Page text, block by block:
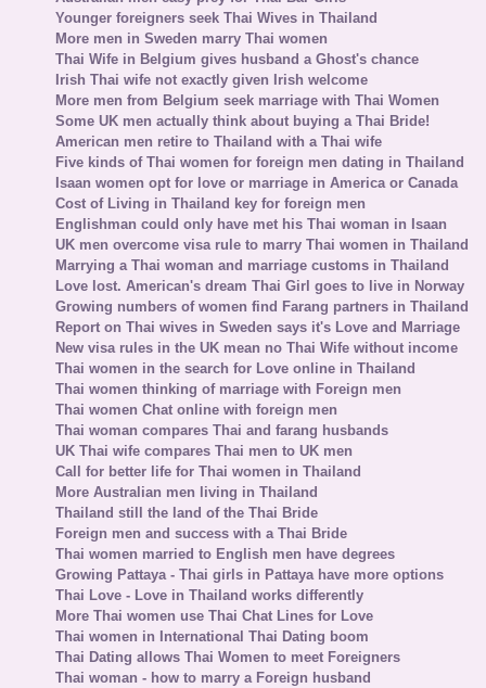
Younger foreigners seek Thai Wives in Thailand
More men in Sweden marry Thai women
Thai Wife in Belgium gives husband a Ghost's chance
Irish Thai wife not exactly given Irish welcome
More men from Belgium seek marriage with Thai Women
Some UK men actually think about buying a Thai Bride!
American men retire to Thailand with a Thai wife
Five kinds of Thai women for foreign men dating in Thailand
Isaan women opt for love or marriage in America or Canada
Cost of Living in Thailand key for foreign men
Englishman could only have met his Thai woman in Isaan
UK men overcome visa rule to marry Thai women in Thailand
Marrying a Thai woman and marriage customs in Thailand
Love lost. American's dream Thai Girl goes to live in Norway
Growing numbers of women find Farang partners in Thailand
Report on Thai wives in Sweden says it's Love and Marriage
New visa rules in the UK mean no Thai Wife without income
Thai women in the search for Love online in Thailand
Thai women thinking of marriage with Foreign men
Thai women Chat online with foreign men
Thai woman compares Thai and farang husbands
UK Thai wife compares Thai men to UK men
Call for better life for Thai women in Thailand
More Australian men living in Thailand
Thailand still the land of the Thai Bride
Foreign men and success with a Thai Bride
Thai women married to English men have degrees
Growing Pattaya - Thai girls in Pattaya have more options
Thai Love - Love in Thailand works differently
More Thai women use Thai Chat Lines for Love
Thai women in International Thai Dating boom
Thai Dating allows Thai Women to meet Foreigners
Thai woman - how to marry a Foreign husband